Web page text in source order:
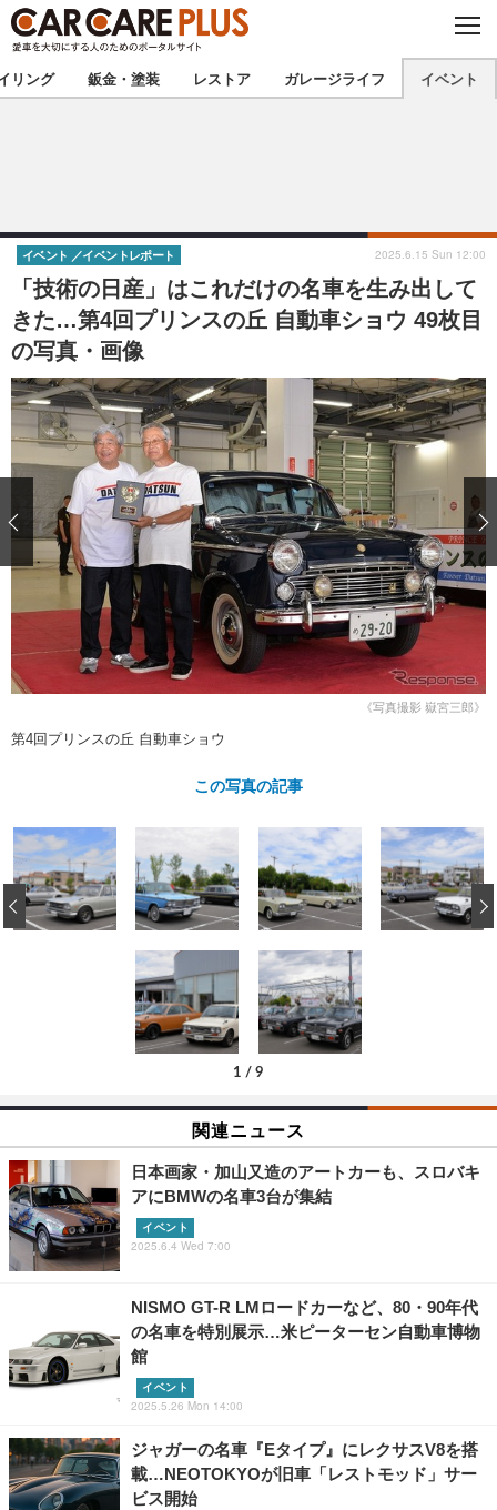
C
O
S
E
★カーケアプラス認定★ 厳選プロショップを地域から探す
甲信越 北陸
東海 関西
中国
九州 沖縄
注目の記事
ショップレポート 愛車 File
自動車豆知識 ストップ！不具合修理＆粗悪修理
鈑金・塗装
ディテイリング
ディテイリング 洗車
ヘッドライト磨き コーティング
フィルム・ラッピング
鈑金・塗装
小キズ直し 防錆
特集記事
ストップ 不具合修理＆粗悪修理
カーメーカー「旧車」関連プロジェ
クト
ショップ紹介
ショップレポート プロショップ検索
レストア
カーメーカー「旧車」関連プロジ
イベント
リング 鈑金・塗装 レストア ガレージライフ イベント
「技術の日産」はこれだけの名車を生み出して
きた…第4回プリンスの丘 自動車ショウ 49枚目
の写真・画像
イベント イベントレポート 2025.6.15 Sun 12:00
《写真撮影 嶽宮三郎》
第4回プリンスの丘 自動車ショウ
この写真の記事
1 / 9
‹
関連ニュース
日本画家・加山又造のアートカーも、スロバキ
アにBMWの名車3台が集結
イベント
2025.6.4 Wed 7:00
NISMO GT-R LMロードカーなど、80・90年代
の名車を特別展示…米ピーターセン自動車博物
館
イベント
2025.5.26 Mon 14:00
ジャガーの名車『Eタイプ』にレクサスV8を搭
載…NEOTOKYOが旧車「レストモッド」サー
ビス開始